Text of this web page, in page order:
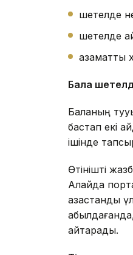
шетелде
шетелде
азаматтық
Бала
Баланың
бастап екі
ішінде
Өтінішті
Алайда
қайтарады.